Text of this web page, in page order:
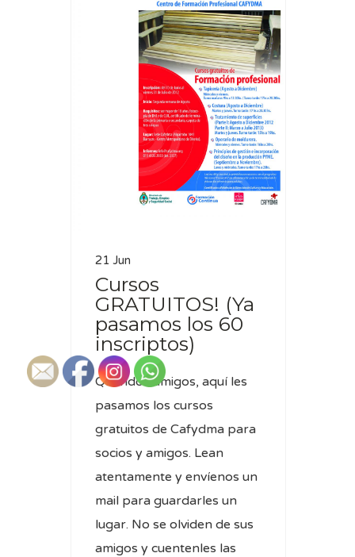
21 Jun
Cursos
GRATUITOS! (Ya
pasamos los 60
inscriptos)
Queridos amigos, aquí les
pasamos los cursos
gratuitos de Cafydma para
socios y amigos. Lean
atentamente y envíenos un
mail para guardarles un
lugar. No se olviden de sus
amigos y cuentenles las